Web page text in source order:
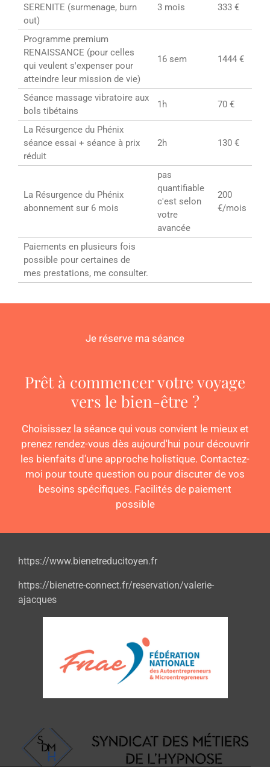
SERENITE (surmenage, burn
out)
3 mois 333 €
Programme premium
RENAISSANCE (pour celles
qui veulent s'expenser pour
atteindre leur mission de vie)
16 sem 1444 €
Séance massage vibratoire aux
bols tibétains
1h 70 €
La Résurgence du Phénix
séance essai + séance à prix
réduit
2h 130 €
La Résurgence du Phénix
abonnement sur 6 mois
pas
quantifiable
c'est selon
votre
avancée
200
€/mois
Paiements en plusieurs fois
possible pour certaines de
mes prestations, me consulter.
Je réserve ma séance
Prêt à commencer votre voyage
vers le bien-être ?
Choisissez la séance qui vous convient le mieux et
prenez rendez-vous dès aujourd'hui pour découvrir
les bienfaits d'une approche holistique. Contactez-
moi pour toute question ou pour discuter de vos
besoins spécifiques. Facilités de paiement
possible
https://www.bienetreducitoyen.fr
https://bienetre-connect.fr/reservation/valerie-
ajacques